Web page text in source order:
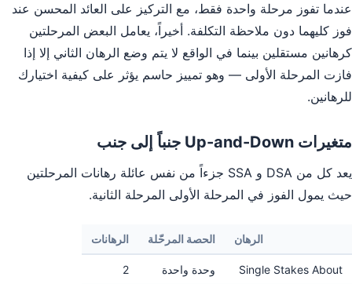
عندما تفوز مرحلة واحدة فقط، مع التركيز على العائد المحسن عند
فوز كليهما دون ملاحظة التكلفة. أخيراً، يعامل البعض المرحلتين
كرهانين مستقلين بينما في الواقع لا يتم وضع الرهان الثاني إلا إذا
فازت المرحلة الأولى — وهو تمييز حاسم يؤثر على كيفية اختيارك
للرهانين.
متغيرات Up-and-Down جنباً إلى جنب
يعد كل من DSA و SSA جزءاً من نفس عائلة رهانات المرحلتين
حيث يمول الفوز في المرحلة الأولى المرحلة الثانية.
الرهان الحصة المرحّلة الرهانات
Single Stakes About وحدة واحدة 2